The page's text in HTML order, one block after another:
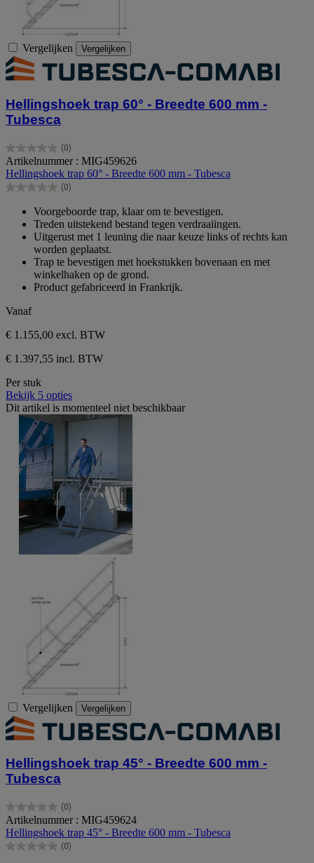
Vergelijken Vergelijken
Hellingshoek trap 60° - Breedte 600 mm -
Tubesca
(0)
0.0
van
de
5
Artikelnummer : MIG459626
Hellingshoek trap 60° - Breedte 600 mm - Tubesca
(0)
0.0
sterren.
Voorgeboorde trap, klaar om te bevestigen.
Treden uitstekend bestand tegen verdraaiingen.
Uitgerust met 1 leuning die naar keuze links of rechts kan
worden geplaatst.
Trap te bevestigen met hoekstukken bovenaan en met
winkelhaken op de grond.
Product gefabriceerd in Frankrijk.
Vanaf
€ 1.155,00 excl. BTW
€ 1.397,55 incl. BTW
Per stuk
Bekijk 5 opties
Dit artikel is momenteel niet beschikbaar
Vergelijken Vergelijken
Hellingshoek trap 45° - Breedte 600 mm -
Tubesca
(0)
0.0
van
de
5
Artikelnummer : MIG459624
Hellingshoek trap 45° - Breedte 600 mm - Tubesca
(0)
0.0